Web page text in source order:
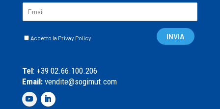
C
l
e
d
Accetto la Privay Policy INVIA
Tel: +39 02.66.100.206
Email:vendite@sogimut.com